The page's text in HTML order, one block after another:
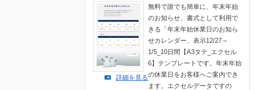
無料で誰でも簡単に、年末年始
のお知らせ、書式として利用で
きる「年末年始休業日のお知ら
せカレンダー、表示12/27～
1/5_10日間【A3タテ_エクセル
6】テンプレートです。年末年始
の休業日をお客様へご案内でき
ます。エクセルデータですの
詳細を見る